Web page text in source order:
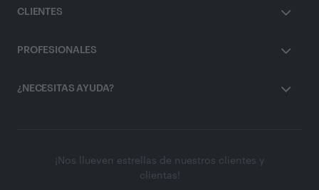
CLIENTES
PROFESIONALES
¿NECESITAS AYUDA?
¡Nos llueven estrellas de nuestros clientes y
clientas!